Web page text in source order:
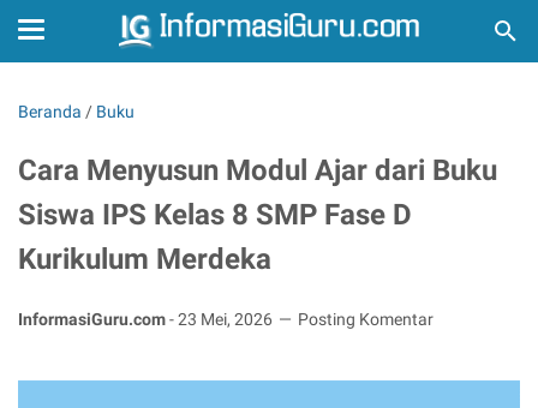
Beranda / Buku
Cara Menyusun Modul Ajar dari Buku
Siswa IPS Kelas 8 SMP Fase D
Kurikulum Merdeka
InformasiGuru.com-23 Mei, 2026 Posting Komentar